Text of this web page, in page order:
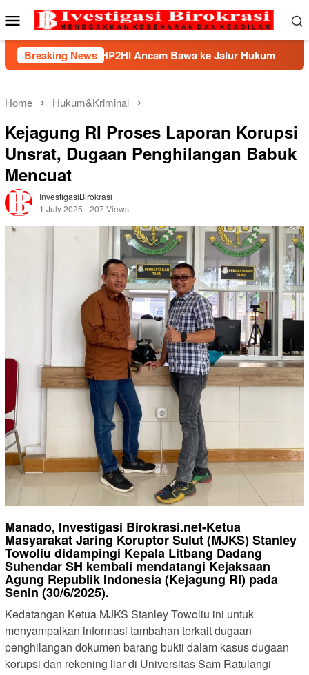
to
Mobile
Menu
Breaking News
BHP2HI Ancam Bawa ke Jalur Hukum Kemnaker
Home Hukum&Kriminal
Kejagung RI Proses Laporan Korupsi
Unsrat, Dugaan Penghilangan Babuk
Mencuat
InvestigasiBirokrasi
1 July 2025
207 Views
Manado, Investigasi Birokrasi.net-Ketua
Masyarakat Jaring Koruptor Sulut (MJKS) Stanley
Towoliu didampingi Kepala Litbang Dadang
Suhendar SH kembali mendatangi Kejaksaan
Agung Republik Indonesia (Kejagung RI) pada
Senin (30/6/2025).
Kedatangan Ketua MJKS Stanley Towoliu ini untuk
menyampaikan informasi tambahan terkait dugaan
penghilangan dokumen barang bukti dalam kasus dugaan
korupsi dan rekening liar di Universitas Sam Ratulangi